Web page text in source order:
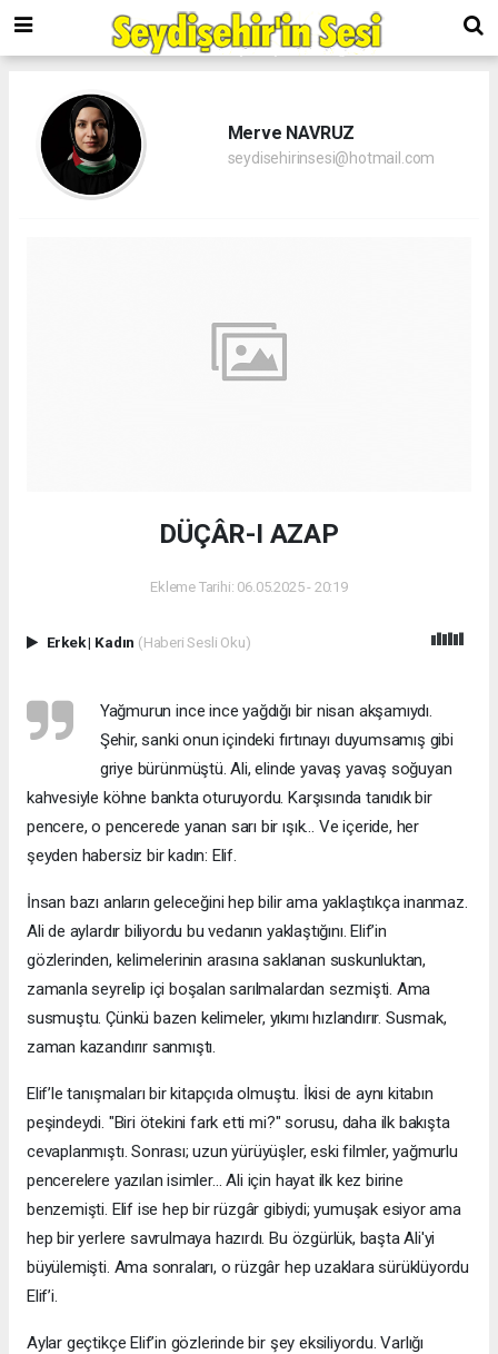
Merve NAVRUZ
seydisehirinsesi@hotmail.com
DÜÇÂR-I AZAP
Ekleme Tarihi: 06.05.2025 - 20:19
Erkek| Kadın (Haberi Sesli Oku)
Yağmurun ince ince yağdığı bir nisan akşamıydı.
Şehir, sanki onun içindeki fırtınayı duyumsamış gibi
griye bürünmüştü. Ali, elinde yavaş yavaş soğuyan
kahvesiyle köhne bankta oturuyordu. Karşısında tanıdık bir
pencere, o pencerede yanan sarı bir ışık… Ve içeride, her
şeyden habersiz bir kadın: Elif.
İnsan bazı anların geleceğini hep bilir ama yaklaştıkça inanmaz.
Ali de aylardır biliyordu bu vedanın yaklaştığını. Elif’in
gözlerinden, kelimelerinin arasına saklanan suskunluktan,
zamanla seyrelip içi boşalan sarılmalardan sezmişti. Ama
susmuştu. Çünkü bazen kelimeler, yıkımı hızlandırır. Susmak,
zaman kazandırır sanmıştı.
Elif’le tanışmaları bir kitapçıda olmuştu. İkisi de aynı kitabın
peşindeydi. "Biri ötekini fark etti mi?" sorusu, daha ilk bakışta
cevaplanmıştı. Sonrası; uzun yürüyüşler, eski filmler, yağmurlu
pencerelere yazılan isimler… Ali için hayat ilk kez birine
benzemişti. Elif ise hep bir rüzgâr gibiydi; yumuşak esiyor ama
hep bir yerlere savrulmaya hazırdı. Bu özgürlük, başta Ali'yi
büyülemişti. Ama sonraları, o rüzgâr hep uzaklara sürüklüyordu
Elif’i.
Aylar geçtikçe Elif’in gözlerinde bir şey eksiliyordu. Varlığı